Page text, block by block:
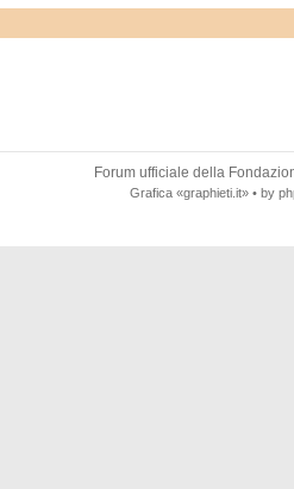
Forum ufficiale della
Grafica «graphieti.it» • by